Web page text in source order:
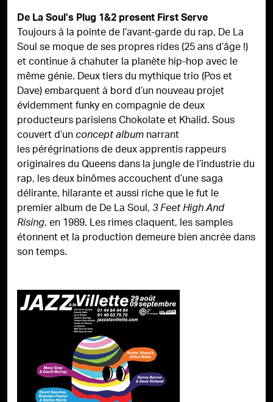
De La Soul’s Plug 1&2 present First Serve
Toujours à la pointe de l’avant-garde du rap, De La
Soul se moque de ses propres rides (25 ans d’âge !)
et continue à chahuter la planète hip-hop avec le
même génie. Deux tiers du mythique trio (Pos et
Dave) embarquent à bord d’un nouveau projet
évidemment funky en compagnie de deux
producteurs parisiens Chokolate et Khalid. Sous
couvert d’unconcept albumnarrant
les pérégrinations de deux apprentis rappeurs
originaires du Queens dans la jungle de l’industrie du
rap, les deux binômes accouchent d’une saga
délirante, hilarante et aussi riche que le fut le
premier album de De La Soul,3 Feet High And
Rising, en 1989. Les rimes claquent, les samples
étonnent et la production demeure bien ancrée dans
son temps.